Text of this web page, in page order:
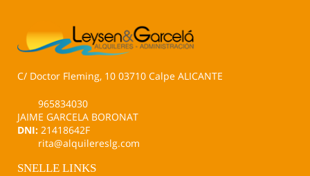
C/ Doctor Fleming, 10 03710 Calpe ALICANTE
965834030
JAIME GARCELA BORONAT
DNI: 21418642F
rita@alquilereslg.com
SNELLE LINKS